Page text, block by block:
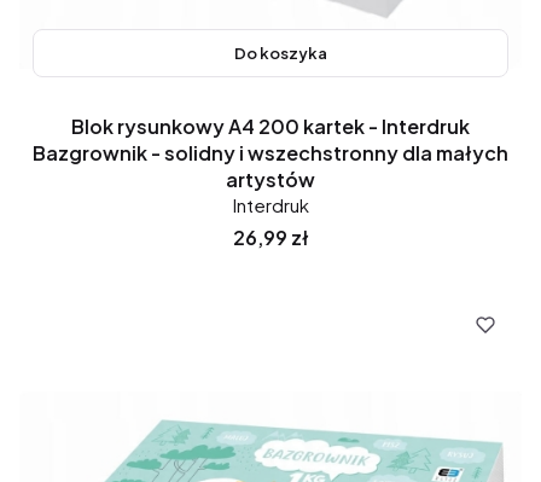
Do koszyka
Blok rysunkowy A4 200 kartek - Interdruk
Bazgrownik - solidny i wszechstronny dla małych
artystów
Interdruk
Cena
26,99 zł